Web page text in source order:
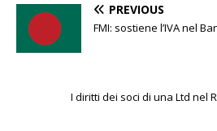
PREVIOUS
FMI: sostiene l’IVA nel
I diritti dei soci di una Ltd nel